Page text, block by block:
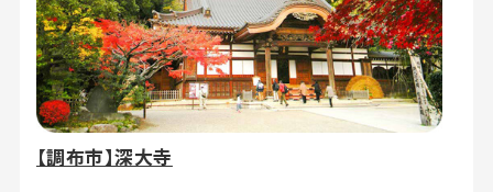
【調布市】深大寺